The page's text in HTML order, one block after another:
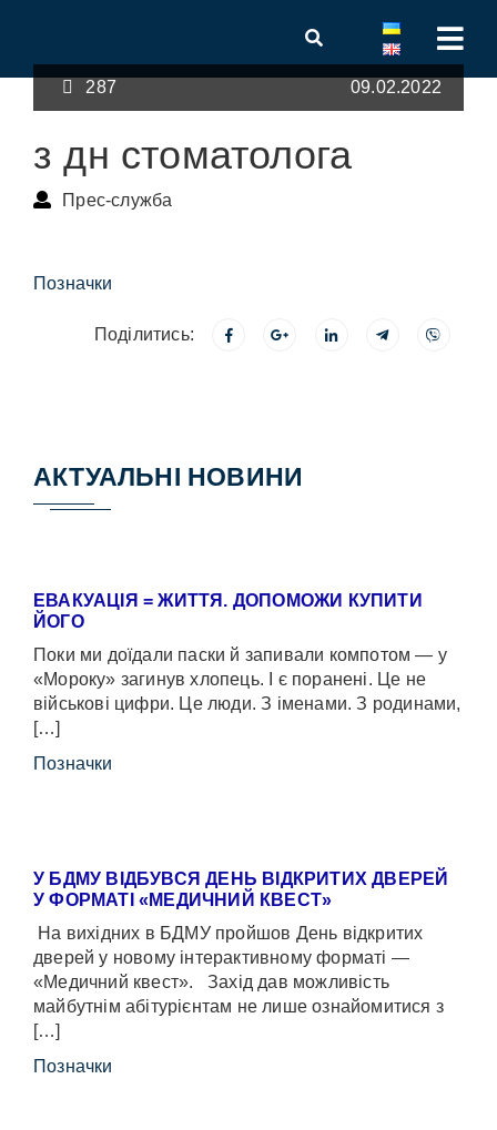
287 09.02.2022
з дн стоматолога
Прес-служба
Позначки
Поділитись:
АКТУАЛЬНІ НОВИНИ
ЕВАКУАЦІЯ = ЖИТТЯ. ДОПОМОЖИ КУПИТИ
ЙОГО
Поки ми доїдали паски й запивали компотом — у
«Мороку» загинув хлопець. І є поранені. Це не
військові цифри. Це люди. З іменами. З родинами,
[…]
Позначки
У БДМУ ВІДБУВСЯ ДЕНЬ ВІДКРИТИХ ДВЕРЕЙ
У ФОРМАТІ «МЕДИЧНИЙ КВЕСТ»
На вихідних в БДМУ пройшов День відкритих
дверей у новому інтерактивному форматі —
«Медичний квест». Захід дав можливість
майбутнім абітурієнтам не лише ознайомитися з
[…]
Позначки